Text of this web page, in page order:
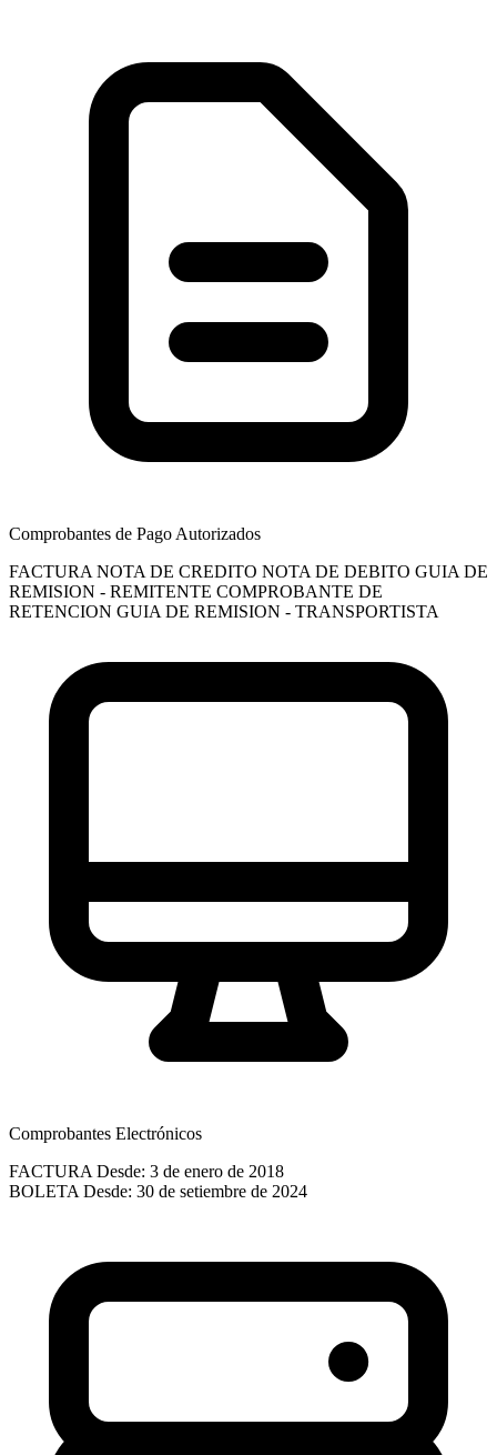
Comprobantes de Pago Autorizados
FACTURA NOTA DE CREDITO NOTA DE DEBITO GUIA DE
REMISION - REMITENTE COMPROBANTE DE
RETENCION GUIA DE REMISION - TRANSPORTISTA
Comprobantes Electrónicos
FACTURA Desde: 3 de enero de 2018
BOLETA Desde: 30 de setiembre de 2024